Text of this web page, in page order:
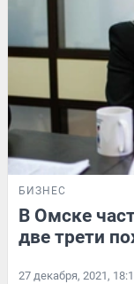
БИЗНЕС
В Омске
две трети
27 декабря, 2021,